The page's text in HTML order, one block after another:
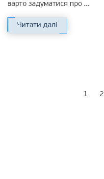
варто задуматися про ...
Читати далі
1 2